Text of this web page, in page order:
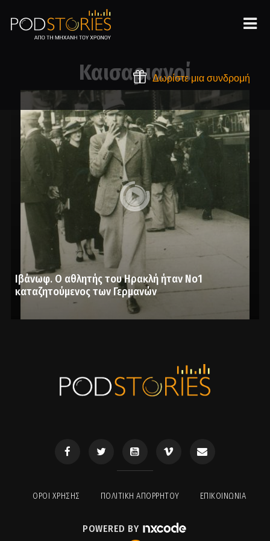
Δωρίστε μια συνδρομή
Καισαριανοί
Ιβάνωφ. Ο αθλητής του Ηρακλή ήταν Νο1
καταζητούμενος των Γερμανών
ΟΡΟΙ ΧΡΉΣΗΣ ΠΟΛΙΤΙΚΉ ΑΠΟΡΡΉΤΟΥ ΕΠΙΚΟΙΝΩΝΊΑ
POWERED BY